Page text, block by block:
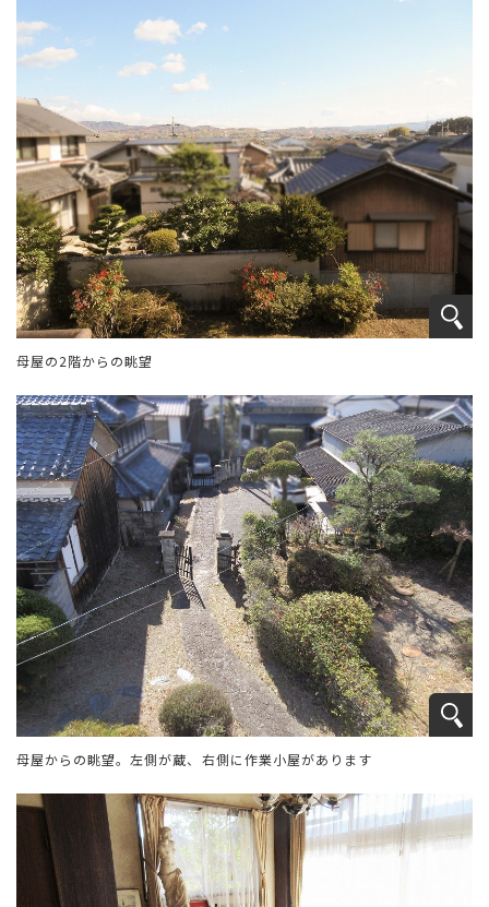
母屋の2階からの眺望
母屋からの眺望。左側が蔵、右側に作業小屋があります